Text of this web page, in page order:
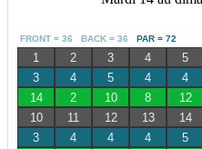
FRONT = 36 BACK = 36 PAR = 72
1 2 3 4 5
3
4 5 4 4
14
2 10 8 12
10
11 12 13 14
3
4 4 4 5